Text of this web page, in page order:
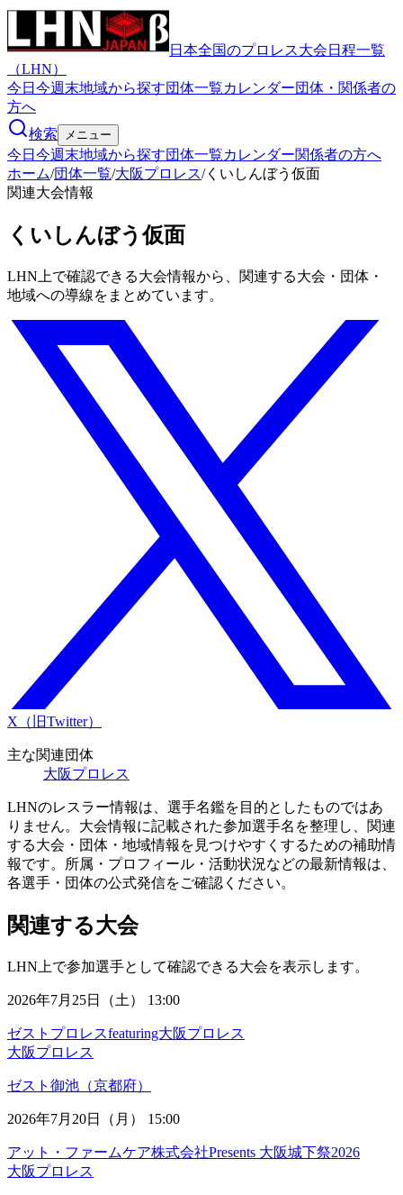
日本全国のプロレス大会日程一覧
（LHN）
今日 今週末地域から探す団体一覧カレンダー団体・関係者の
方へ
検索
メニュー
今日 今週末地域から探す団体一覧カレンダー関係者の方へ
ホーム/団体一覧/大阪プロレス/くいしんぼう仮面
関連大会情報
くいしんぼう仮面
LHN上で確認できる大会情報から、関連する大会・団体・
地域への導線をまとめています。
X（旧Twitter）
主な関連団体
大阪プロレス
LHNのレスラー情報は、選手名鑑を目的としたものではあ
りません。大会情報に記載された参加選手名を整理し、関連
する大会・団体・地域情報を見つけやすくするための補助情
報です。所属・プロフィール・活動状況などの最新情報は、
各選手・団体の公式発信をご確認ください。
関連する大会
LHN上で参加選手として確認できる大会を表示します。
2026年7月25日（土） 13:00
ゼストプロレスfeaturing大阪プロレス
大阪プロレス
ゼスト御池（京都府）
2026年7月20日（月） 15:00
アット・ファームケア株式会社Presents 大阪城下祭2026
大阪プロレス